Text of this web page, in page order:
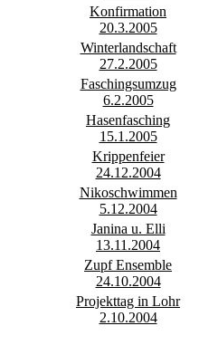
Konfirmation
20.3.2005
Winterlandschaft
27.2.2005
Faschingsumzug
6.2.2005
Hasenfasching
15.1.2005
Krippenfeier
24.12.2004
Nikoschwimmen
5.12.2004
Janina u. Elli
13.11.2004
Zupf Ensemble
24.10.2004
Projekttag in Lohr
2.10.2004